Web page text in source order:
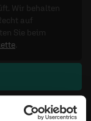
Wir behalten
auf
Sie beim
.